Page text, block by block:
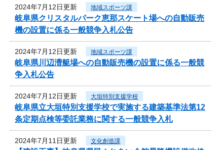
2024年7月12日更新 地域スポーツ課
岐阜県クリスタルパーク恵那スケート場への自動販売
機の設置に係る一般競争入札公告
2024年7月12日更新 地域スポーツ課
岐阜県川辺漕艇場への自動販売機の設置に係る一般競
争入札公告
2024年7月12日更新 大垣特別支援学校
岐阜県立大垣特別支援学校で実施する建築基準法第12
条定期点検等委託業務に関する一般競争入札
2024年7月11日更新 文化創造課